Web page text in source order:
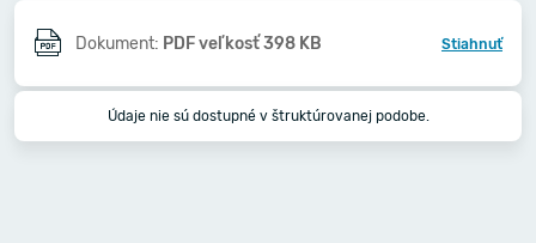
Dokument: PDF veľkosť 398 KB Stiahnuť
Údaje nie sú dostupné v štruktúrovanej podobe.